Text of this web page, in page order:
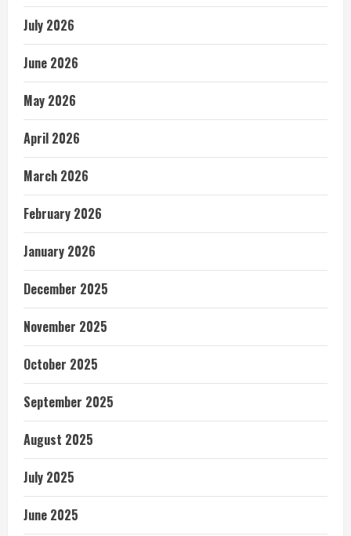
July 2026
June 2026
May 2026
April 2026
March 2026
February 2026
January 2026
December 2025
November 2025
October 2025
September 2025
August 2025
July 2025
June 2025